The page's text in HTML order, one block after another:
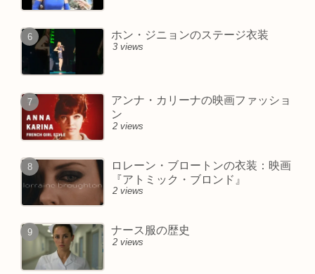
ホン・ジニョンのステージ衣装
3 views
アンナ・カリーナの映画ファッショ
ン
2 views
ロレーン・ブロートンの衣装：映画
『アトミック・ブロンド』
2 views
ナース服の歴史
2 views